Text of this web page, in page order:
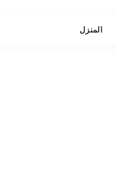
المنزل